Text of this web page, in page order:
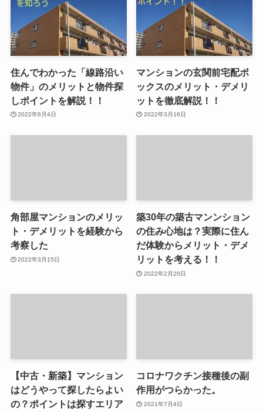
住んでわかった「線路沿い
物件」のメリットと物件探
しポイントを解説！！
2022年6月4日
マンションの玄関前宅配ボ
ックスのメリット・デメリ
ットを徹底解説！！
2022年3月16日
角部屋マンションのメリッ
ト・デメリットを経験から
考察した
2022年3月15日
築30年の築古マンンション
の住み心地は？実際に住ん
だ体験からメリット・デメ
リットを考える！！
2022年2月20日
【中古・新築】マンション
はどうやって探したらよい
の？ポイントは探すエリア
コロナワクチン接種後の副
作用がつらかった。
2021年7月4日